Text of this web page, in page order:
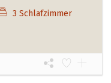
3 Schlafzimmer